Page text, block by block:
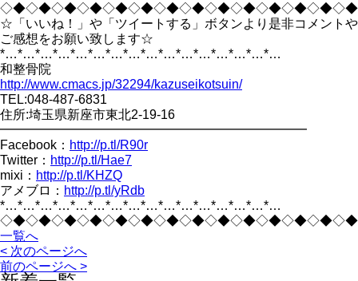
☆「いいね！」や「ツイートする」ボタンより是非コメントや
ご感想をお願い致します☆
*…*…*…*…*…*…*…*…*…*…*…*…*…*…*…*…
和整骨院
http://www.cmacs.jp/32294/kazuseikotsuin/
TEL:048-487-6831
住所:埼玉県新座市東北2-19-16
━━━━━━━━━━━━━━━━━━━━━━━━
Facebook： http://p.tl/R90r
Twitter： http://p.tl/Hae7
mixi： http://p.tl/KHZQ
アメブロ： http://p.tl/yRdb
*…*…*…*…*…*…*…*…*…*…*…*…*…*…*…*…
一覧へ
< 次のページへ
前のページへ >